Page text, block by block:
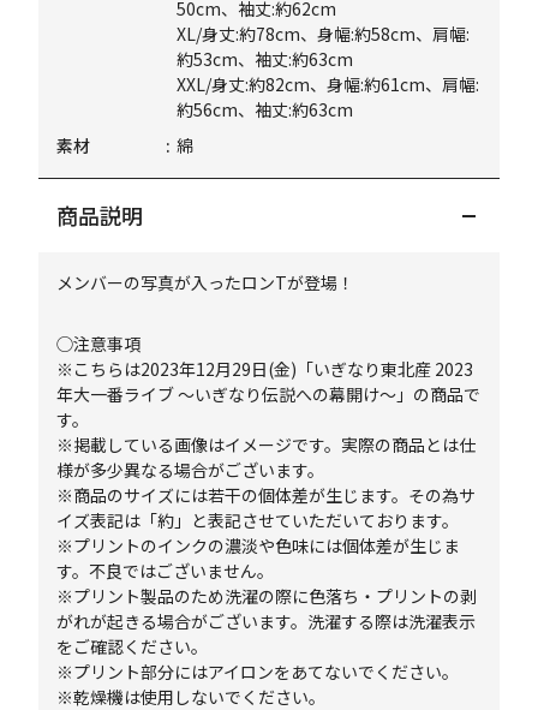
50cm、袖丈:約62cm
XL/身丈:約78cm、身幅:約58cm、肩幅:
約53cm、袖丈:約63cm
XXL/身丈:約82cm、身幅:約61cm、肩幅:
約56cm、袖丈:約63cm
素材
綿
商品説明
メンバーの写真が入ったロンTが登場！
◯注意事項
※こちらは2023年12月29日(金)「いぎなり東北産 2023
年大一番ライブ ～いぎなり伝説への幕開け～」の商品で
す。
※掲載している画像はイメージです。実際の商品とは仕
様が多少異なる場合がございます。
※商品のサイズには若干の個体差が生じます。その為サ
イズ表記は「約」と表記させていただいております。
※プリントのインクの濃淡や色味には個体差が生じま
す。不良ではございません。
※プリント製品のため洗濯の際に色落ち・プリントの剥
がれが起きる場合がございます。洗濯する際は洗濯表示
をご確認ください。
※プリント部分にはアイロンをあてないでください。
※乾燥機は使用しないでください。